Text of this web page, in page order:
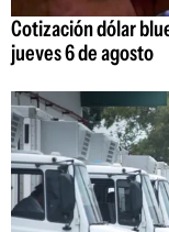
Cotización dólar
jueves 6 de agosto